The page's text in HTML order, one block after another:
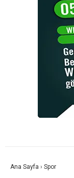
Ana Sayfa › Spor